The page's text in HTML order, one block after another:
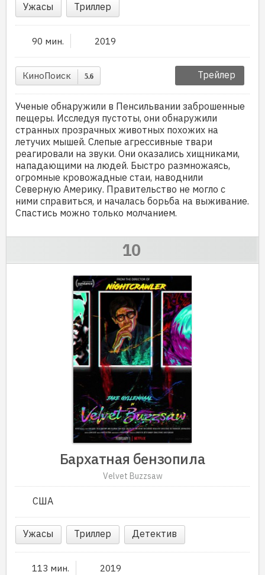
Ужасы Триллер
90 мин. 2019
КиноПоиск 5.6 Трейлер
Ученые обнаружили в Пенсильвании заброшенные
пещеры. Исследуя пустоты, они обнаружили
странных прозрачных животных похожих на
летучих мышей. Слепые агрессивные твари
реагировали на звуки. Они оказались хищниками,
нападающими на людей. Быстро размножаясь,
огромные кровожадные стаи, наводнили
Северную Америку. Правительство не могло с
ними справиться, и началась борьба на выживание.
Спастись можно только молчанием.
Бархатная бензопила
Velvet Buzzsaw
США
Ужасы Триллер Детектив
113 мин. 2019